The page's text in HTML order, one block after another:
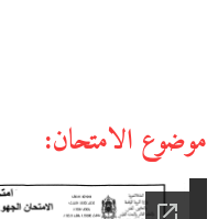
موضوع الامتحان: